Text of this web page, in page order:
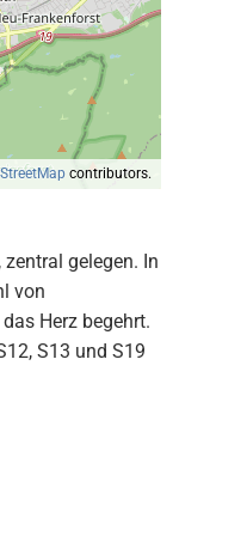
contributors.
gelegen. In
von
Herz begehrt.
S13 und S19